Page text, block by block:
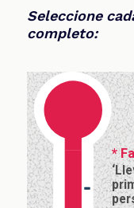
Seleccione
completo:
*